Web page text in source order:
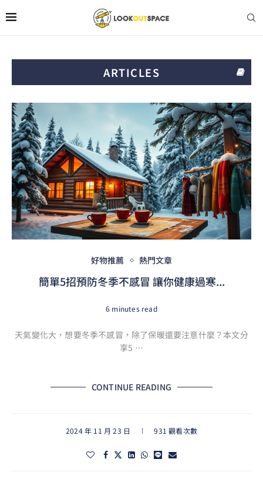
ARTICLES
好物推薦 熱門文章
簡單5招預防冬季不感冒 讓你健康過寒...
6 minutes read
天氣變化大，想要冬季不感冒，除了保暖還要注意什麼？本文分
享5 …
CONTINUE READING
2024 年 11 月 23 日 931 觀看次數